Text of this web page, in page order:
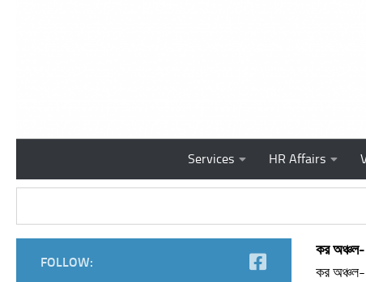
Services HR Affairs
কর
কর অঞ্চল-
FOLLOW: